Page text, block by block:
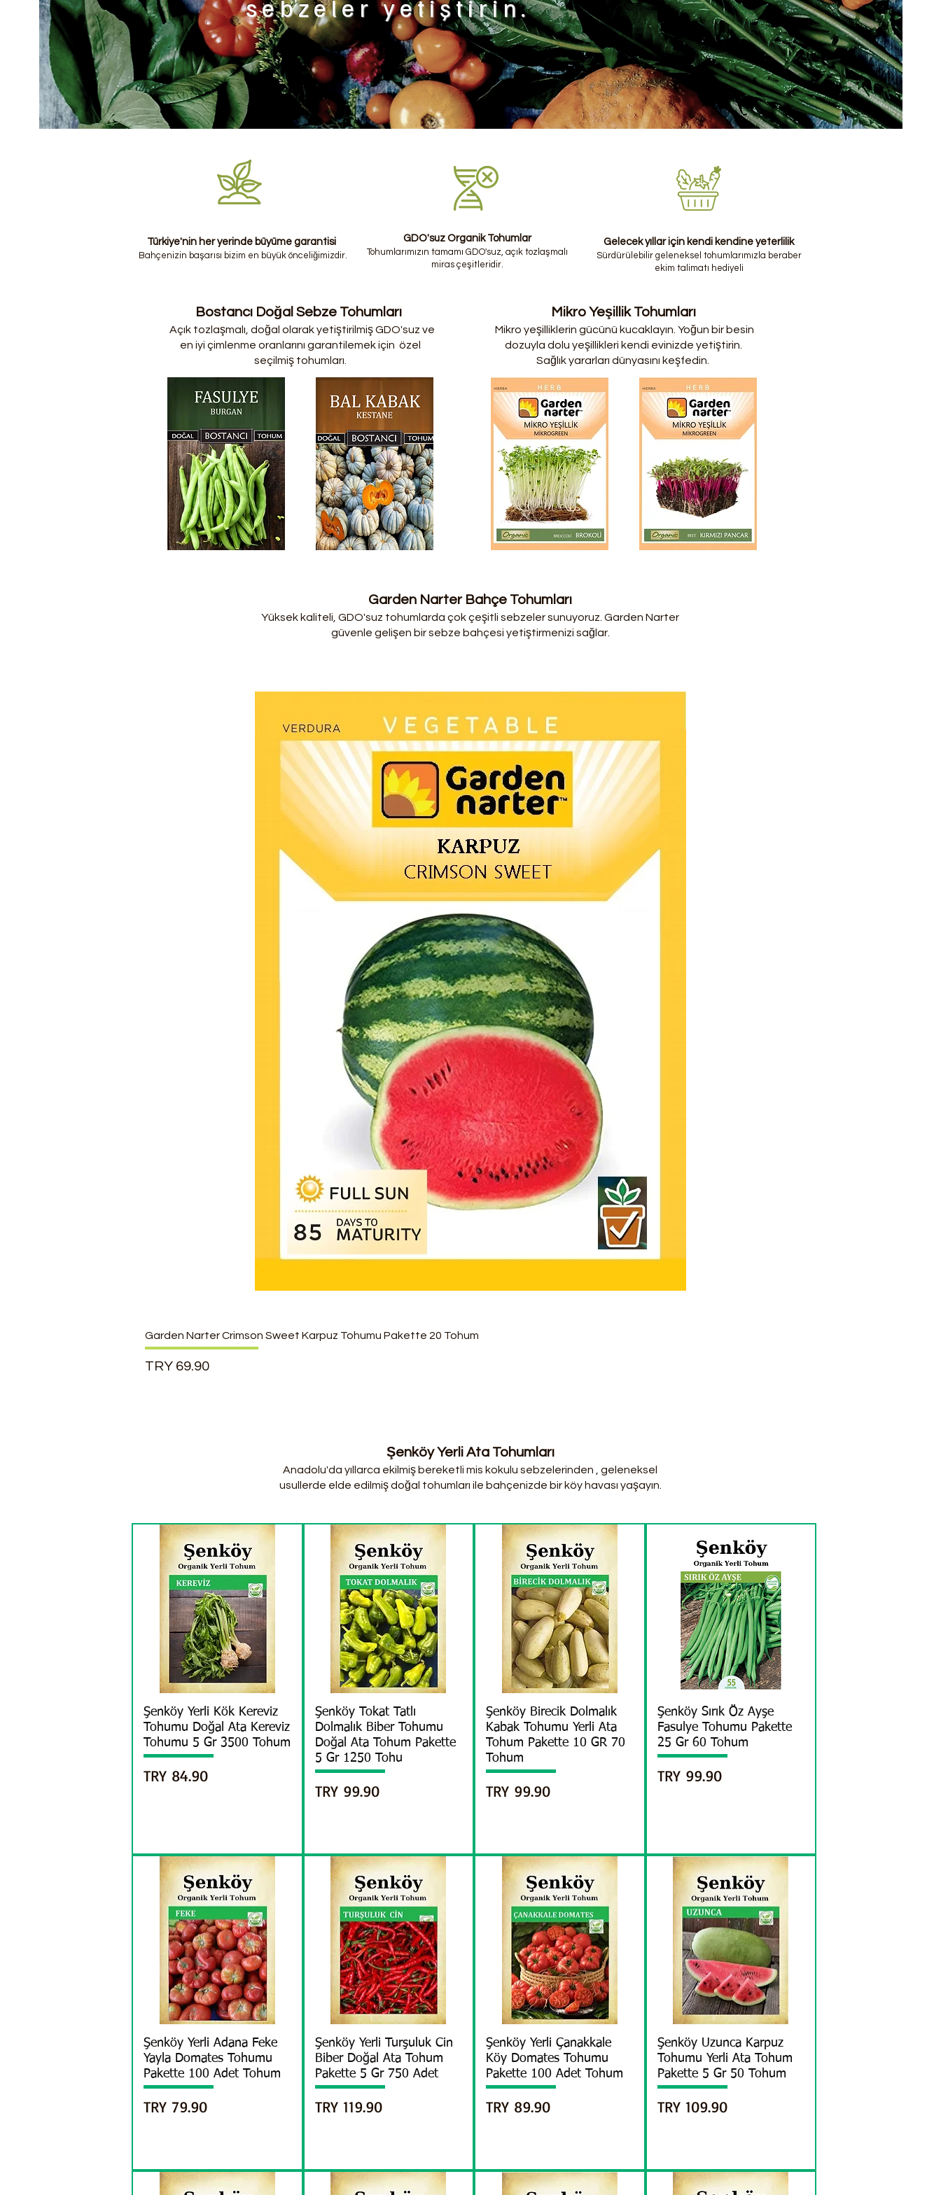
sebzeler yetiştirin.
Türkiye'nin her yerinde büyüme garantisi
Bahçenizin başarısı bizim en büyük önceliğimizdir.
GDO'suz Organik Tohumlar
Tohumlarımızın tamamı GDO'suz, açık tozlaşmalı
miras çeşitleridir.
Gelecek yıllar için kendi kendine yeterlilik
Sürdürülebilir geleneksel tohumlarımızla beraber
ekim talimatı hediyeli
Bostancı Doğal Sebze Tohumları
Açık tozlaşmalı, doğal olarak yetiştirilmişGDO'suz ve
en iyi çimlenme oranlarını garantilemek için özel
seçilmiş tohumları.
Mikro Yeşillik Tohumları
Mikro yeşilliklerin gücünü kucaklayın. Yoğun bir besin
dozuyla dolu yeşillikleri kendi evinizde yetiştirin.
Sağlık yararları dünyasını keşfedin.
Garden Narter Bahçe Tohumları
Yüksek kaliteli, GDO'suz tohumlarda çok çeşitli sebzeler sunuyoruz. Garden Narter
güvenle gelişen bir sebze bahçesi yetiştirmenizi sağlar.
العرض السريع
Garden Narter Crimson Sweet Karpuz Tohumu Pakette 20 Tohum
السعر
Şenköy Yerli Ata Tohumları
Anadolu'da yıllarca ekilmiş bereketli mis kokulu sebzelerinden , geleneksel
usullerde elde edilmiş doğal tohumları ile bahçenizde bir köy havası yaşayın.
العرض السريع
Şenköy Sırık Öz Ayşe
Fasulye Tohumu Pakette
25 Gr 60 Tohum
السعر‏99.90 TRY
العرض السريع
Şenköy Birecik Dolmalık
Kabak Tohumu Yerli Ata
Tohum Pakette 10 GR 70
Tohum
السعر
العرض السريع
Şenköy Tokat Tatlı
Dolmalık Biber Tohumu
Doğal Ata Tohum Pakette
5 Gr 1250 Tohu
السعر‏99.90 TRY
العرض السريع
Şenköy Yerli Kök Kereviz
Tohumu Doğal Ata Kereviz
Tohumu 5 Gr 3500 Tohum
السعر
العرض السريع
Şenköy Uzunca Karpuz
Tohumu Yerli Ata Tohum
Pakette 5 Gr 50 Tohum
السعر‏109.90 TRY
العرض السريع
Şenköy Yerli Çanakkale
Köy Domates Tohumu
Pakette 100 Adet Tohum
السعر
العرض السريع
Şenköy Yerli Turşuluk Cin
Biber Doğal Ata Tohum
Pakette 5 Gr 750 Adet
السعر‏119.90 TRY
العرض السريع
Şenköy Yerli Adana Feke
Yayla Domates Tohumu
Pakette 100 Adet Tohum
السعر